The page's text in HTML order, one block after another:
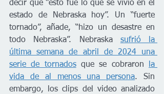
decir que “esto fue lo que se vivió en el
estado de Nebraska hoy”. Un “fuerte
tornado”, añade, “hizo un desastre en
todo Nebraska”. Nebraska sufrió la
última semana de abril de 2024 una
serie de tornados que se cobraron
la
vida de al menos una persona. Sin
embargo, los clips del video analizado